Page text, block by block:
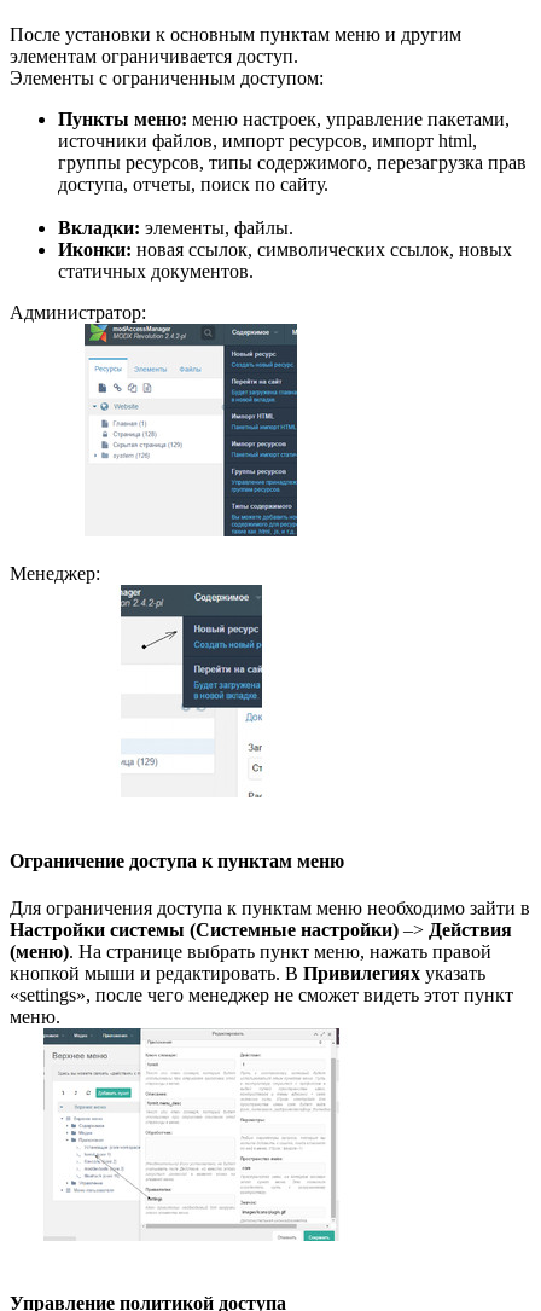
После установки к основным пунктам меню и другим
элементам ограничивается доступ.
Элементы с ограниченным доступом:
Пункты меню: меню настроек, управление пакетами,
источники файлов, импорт ресурсов, импорт html,
группы ресурсов, типы содержимого, перезагрузка прав
доступа, отчеты, поиск по сайту.
Вкладки: элементы, файлы.
Иконки: новая ссылок, символических ссылок, новых
статичных документов.
Администратор:
Менеджер:
Ограничение доступа к пунктам меню
Для ограничения доступа к пунктам меню необходимо зайти в
Настройки системы (Системные настройки) –> Действия
(меню). На странице выбрать пункт меню, нажать правой
кнопкой мыши и редактировать. В Привилегиях указать
«settings», после чего менеджер не сможет видеть этот пункт
меню.
Управление политикой доступа